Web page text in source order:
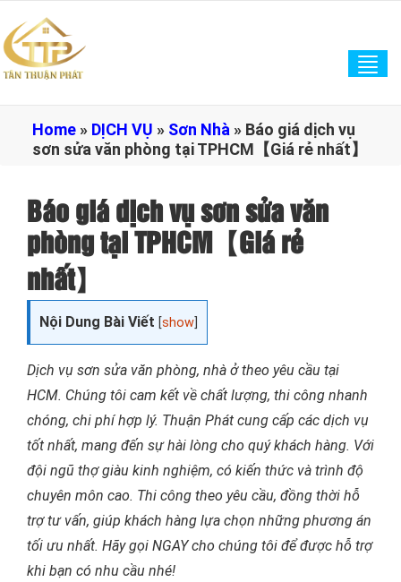
Home » DỊCH VỤ » Sơn Nhà » Báo giá dịch vụ
sơn sửa văn phòng tại TPHCM【Giá rẻ nhất】
Báo giá dịch vụ sơn sửa văn
phòng tại TPHCM【Giá rẻ
nhất】
Nội Dung Bài Viết [show
Dịch vụ sơn sửa văn phòng, nhà ở theo yêu cầu tại
HCM. Chúng tôi cam kết về chất lượng, thi công nhanh
chóng, chi phí hợp lý. Thuận Phát cung cấp các dịch vụ
tốt nhất, mang đến sự hài lòng cho quý khách hàng. Với
đội ngũ thợ giàu kinh nghiệm, có kiến thức và trình độ
chuyên môn cao. Thi công theo yêu cầu, đồng thời hỗ
trợ tư vấn, giúp khách hàng lựa chọn những phương án
tối ưu nhất. Hãy gọi NGAY cho chúng tôi để được hỗ trợ
khi bạn có nhu cầu nhé!